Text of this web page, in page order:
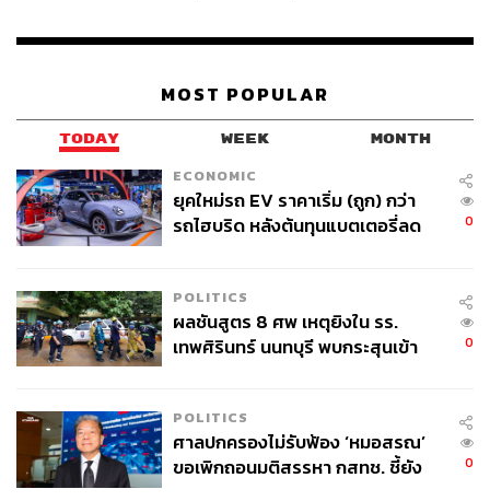
มั่นคง
ประเด็นสุดท้าย ทิศทางเวียดนามภายใต้รัฐบาลเล
มิญ ฮึงจะเป็นอย่างไร
การแต่งตั้งอดีตผู้ว่าการธนาคารกลางขึ้นเป็นนายกรัฐมนตรี
คนใหม่ของเวียดนาม ไม่ใช่แค่การเปลี่ยนตัวผู้บริหารประเทศ
หมายใหญ่ในปี 2045 ที่จะให้เวียดนามเป็น ‘ประเทศรายได้สูง’
ภายในวาระครบรอบ 100 ปีการก่อตั้งประเทศเวียดนาม การ
ขึ้นมาเป็นผู้บริหารประเทศของเล มิญ ฮึง เพื่อกุมบังเหียนนำ
‘เศรษฐกิจ-การเงิน-เทคโนโลยี-การต่างประเทศ’ กลายเป็น
แกนกลางของความมั่นคงแห่งรัฐ มากกว่าการเมืองเชิง
อุดมการณ์แบบเดิม และการแข่งขันทางเศรษฐกิจ คือ
สนามรบหลักของเวียดนามที่ต้องเอาชนะให้ได้
MOST POPULAR
TODAY WEEK MONTH
ECONOMIC
ยุคใหม่รถ EV ราคาเริ่ม (ถูก) กว่า
รถไฮบริด หลังต้นทุนแบตเตอรี่ลด
0
POLITICS
ผลชันสูตร 8 ศพ เหตุยิงใน รร.
เทพศิรินทร์ นนทบุรี พบกระสุนเข้า
0
POLITICS
ศาลปกครองไม่รับฟ้อง ‘หมอสรณ’
ขอเพิกถอนมติสรรหา กสทช. ชี้ยัง
0